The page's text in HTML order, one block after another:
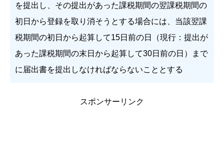
を提出し、その提出があった課税期間の翌課税期間の
初日から登録を取り消そうとする場合には、当該翌課
税期間の初日から起算して15日前の日（現行：提出が
あった課税期間の末日から起算して30日前の日）まで
に届出書を提出しなければならないこととする
スポンサーリンク